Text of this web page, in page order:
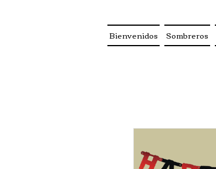
Bienvenidos Sombreros